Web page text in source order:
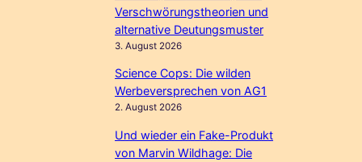
Verschwörungstheorien und
alternative Deutungsmuster
3. August 2026
Science Cops: Die wilden
Werbeversprechen von AG1
2. August 2026
Und wieder ein Fake-Produkt
von Marvin Wildhage: Die